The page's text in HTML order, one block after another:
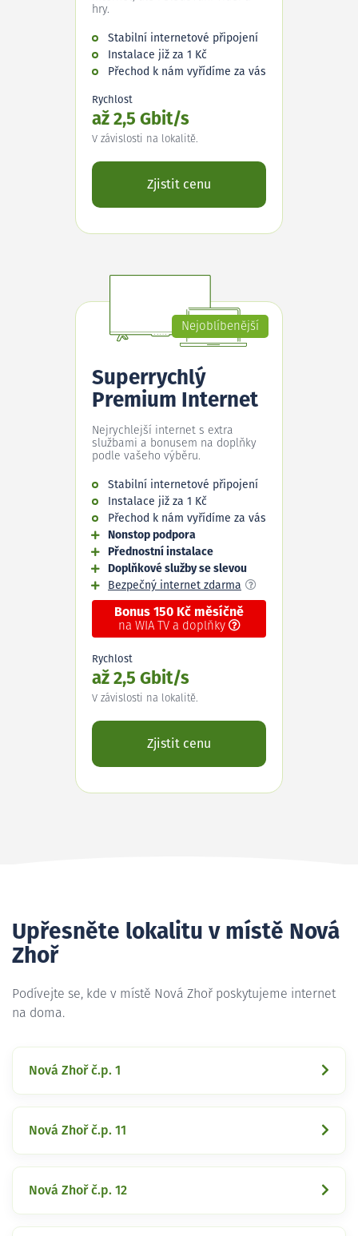
hry.
Stabilní internetové připojení
Instalace již za 1 Kč
Přechod k nám vyřídíme za vás
Rychlost
až 2,5 Gbit/s
V závislosti na lokalitě.
Zjistit cenu
Nejoblíbenější
Superrychlý
Premium Internet
Nejrychlejší internet s extra
službami a bonusem na doplňky
podle vašeho výběru.
Stabilní internetové připojení
Instalace již za 1 Kč
Přechod k nám vyřídíme za vás
Nonstop podpora
Přednostní instalace
Doplňkové služby se slevou
Bezpečný internet zdarma
Bonus 150 Kč měsíčně
na WIA TV a doplňky
Rychlost
až 2,5 Gbit/s
V závislosti na lokalitě.
Zjistit cenu
Upřesněte lokalitu v místě Nová
Zhoř
Podívejte se, kde v místě Nová Zhoř poskytujeme internet
na doma.
Nová Zhoř č.p. 1
Nová Zhoř č.p. 11
Nová Zhoř č.p. 12